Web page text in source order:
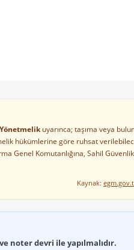
uyarınca; taşıma veya
hükümlerine göre ruhsat
Genel Komutanlığına, Sahil
Kaynak:
noter devri ile yapılmalıdır.